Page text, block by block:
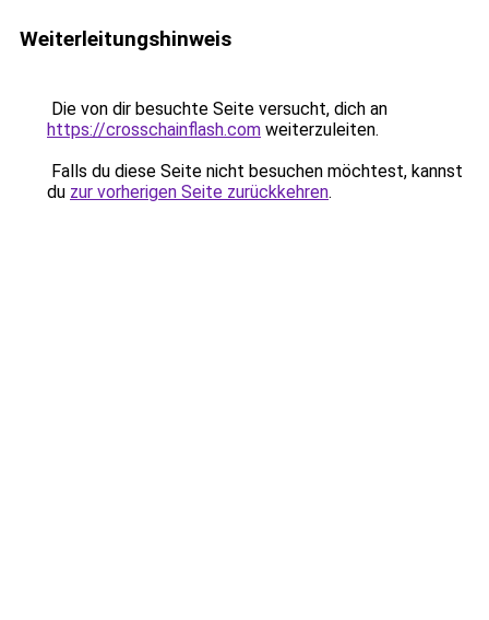
Weiterleitungshinweis
Die von dir besuchte Seite versucht, dich an
https://crosschainflash.com weiterzuleiten.
Falls du diese Seite nicht besuchen möchtest, kannst
du zur vorherigen Seite zurückkehren.